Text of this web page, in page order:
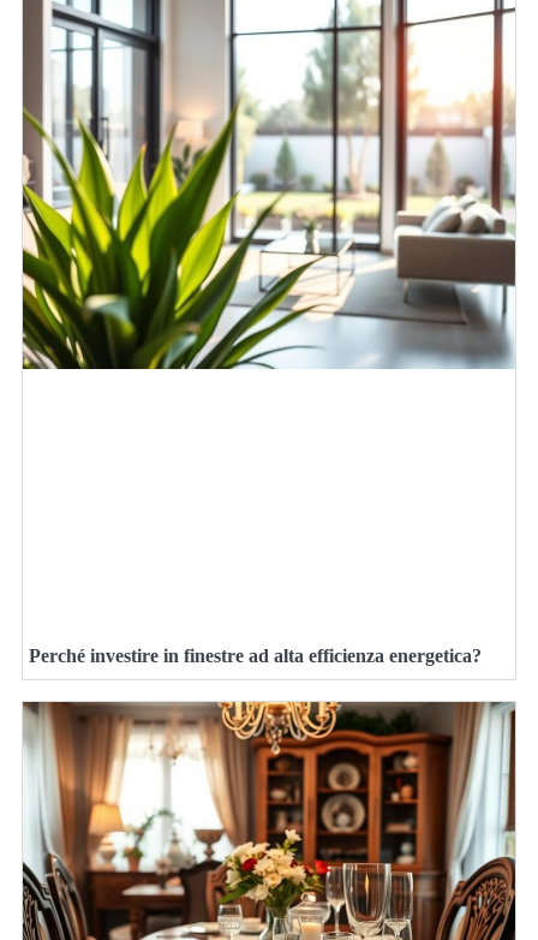
Perché investire in finestre ad alta efficienza energetica?